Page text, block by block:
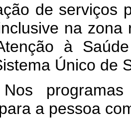
de serviços
na
à
Único de
a pessoa